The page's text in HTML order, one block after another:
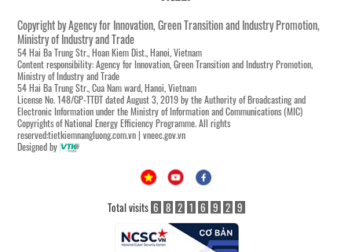
Copyright by Agency for Innovation, Green Transition and Industry Promotion,
Ministry of Industry and Trade
54 Hai Ba Trung Str., Hoan Kiem Dist., Hanoi, Vietnam
Content responsibility: Agency for Innovation, Green Transition and Industry Promotion,
Ministry of Industry and Trade
54 Hai Ba Trung Str., Cua Nam ward, Hanoi, Vietnam
License No. 148/GP-TTĐT dated August 3, 2019 by the Authority of Broadcasting and
Electronic Information under the Ministry of Information and Communications (MIC)
Copyrights of National Energy Efficiency Programme. All rights
reserved:tietkiemnangluong.com.vn | vneec.gov.vn
Designed by
Total visits 6 8 2 1 6 9 2 9